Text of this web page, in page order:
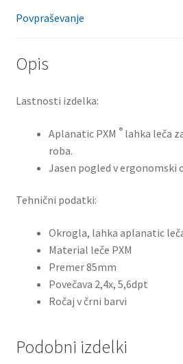
Povpraševanje
Opis
Lastnosti izdelka:
Aplanatic PXM ®lahka leča
roba.
Jasen pogled v ergonomski
Tehnični podatki:
Okrogla, lahka aplanatic
Material leče PXM
Premer 85mm
Povečava 2,4x, 5,6dpt
Ročaj v črni barvi
Podobni izdelki